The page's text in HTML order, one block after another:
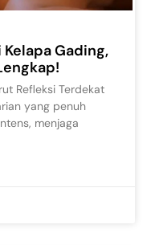
Gading,
Refleksi Terdekat
yang penuh
menjaga